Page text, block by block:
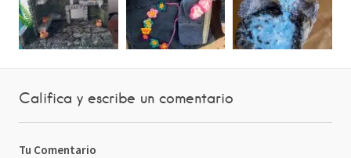
Califica y escribe un comentario
Tu Comentario